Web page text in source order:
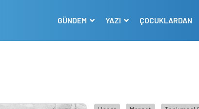
GÜNDEM YAZI ÇOCUKLARDAN